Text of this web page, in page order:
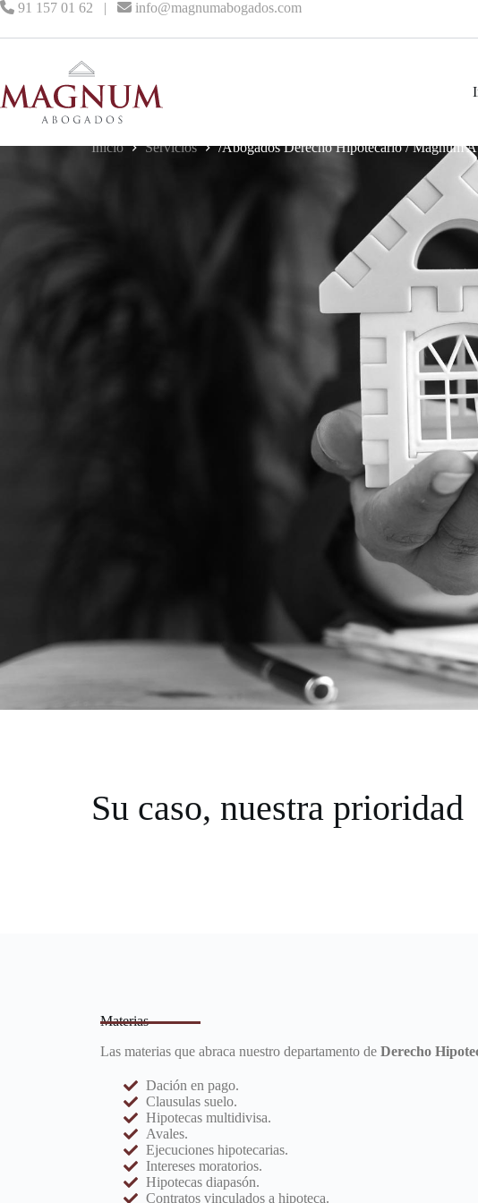
91 157 01 62 | info@magnumabogados.com
Abogados expertos en
Inicio
Servicios /Abogados Derecho Hipotecario / Magnum
Su caso, nuestra prioridad
Materias
Las materias que abraca nuestro departamento de Derecho
Dación en pago.
Clausulas suelo.
Hipotecas multidivisa.
Avales.
Ejecuciones hipotecarias.
Intereses moratorios.
Hipotecas diapasón.
Contratos vinculados a hipoteca.